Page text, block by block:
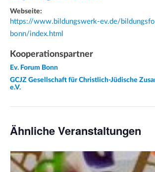
Webseite:
https://www.bildungswerk-ev.de/
bonn/index.html
Kooperationspartner
Ev. Forum Bonn
GCJZ Gesellschaft für Christlich-Jüdische
e.V.
Ähnliche Veranstaltungen